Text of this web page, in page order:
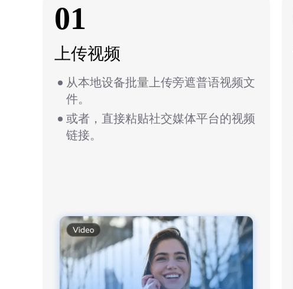
01
上传视频
从本地设备批量上传旁遮普语视频文
件。
或者，直接粘贴社交媒体平台的视频
链接。